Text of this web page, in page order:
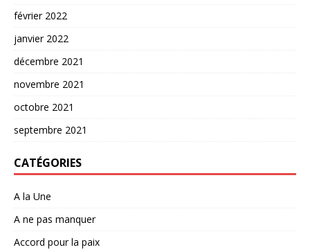
février 2022
janvier 2022
décembre 2021
novembre 2021
octobre 2021
septembre 2021
CATÉGORIES
A la Une
A ne pas manquer
Accord pour la paix